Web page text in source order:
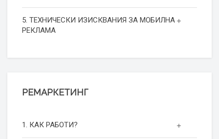
5. ТЕХНИЧЕСКИ ИЗИСКВАНИЯ ЗА МОБИЛНА
РЕКЛАМА
РЕМАРКЕТИНГ
1. КАК РАБОТИ?